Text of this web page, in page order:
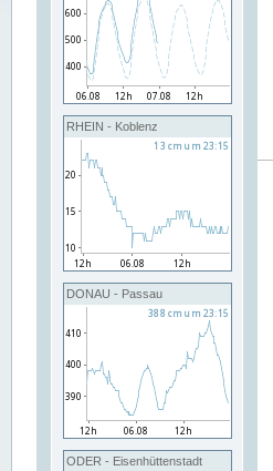
RHEIN - Koblenz
DONAU - Passau
ODER - Eisenhüttenstadt